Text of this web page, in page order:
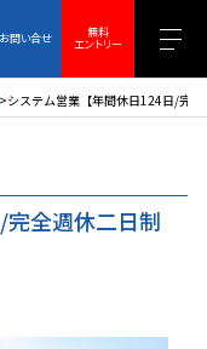
お問い合せ 無料
エントリー
無料エントリー
システム営業【年間休日124日/完
全週休二日制